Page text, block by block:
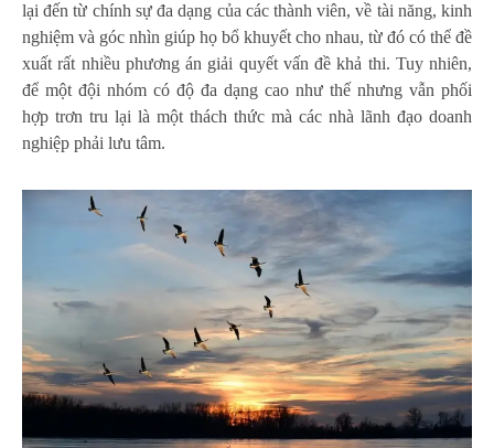
lại đến từ chính sự đa dạng của các thành viên, về tài năng, kinh
nghiệm và góc nhìn giúp họ bổ khuyết cho nhau, từ đó có thể đề
xuất rất nhiều phương án giải quyết vấn đề khả thi. Tuy nhiên,
để một đội nhóm có độ đa dạng cao như thế nhưng vẫn phối
hợp trơn tru lại là một thách thức mà các nhà lãnh đạo doanh
nghiệp phải lưu tâm.